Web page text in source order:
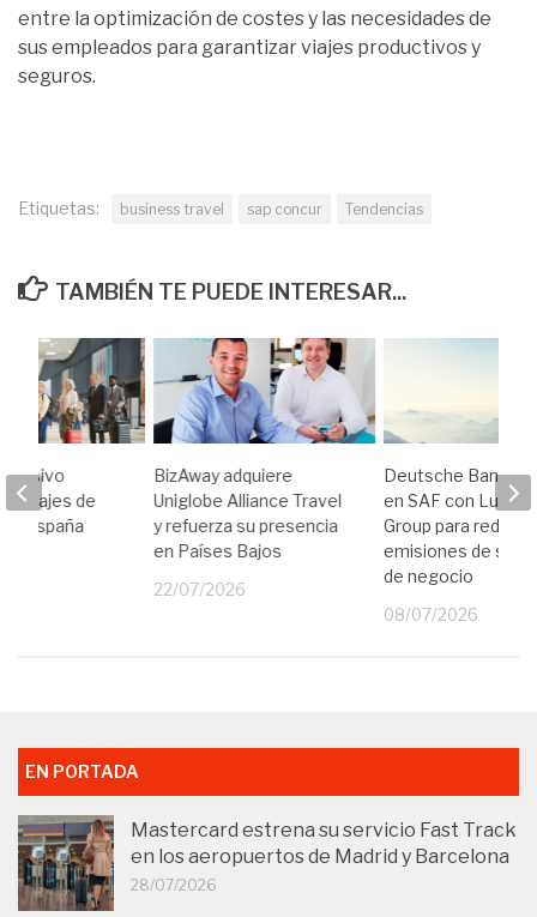
entre la optimización de costes y las necesidades de
sus empleados para garantizar viajes productivos y
seguros.
Etiquetas: business travel sap concur Tendencias
TAMBIÉN TE PUEDE INTERESAR...
BizAway adquiere
Uniglobe Alliance Travel
y refuerza su presencia
en Países Bajos
22/07/2026
Deutsche Bank
en SAF con
Group para reducir
emisiones de sus
de negocio
08/07/2026
masivo
viajes de
España
EN PORTADA
Mastercard estrena su servicio Fast Track
en los aeropuertos de Madrid y Barcelona
28/07/2026